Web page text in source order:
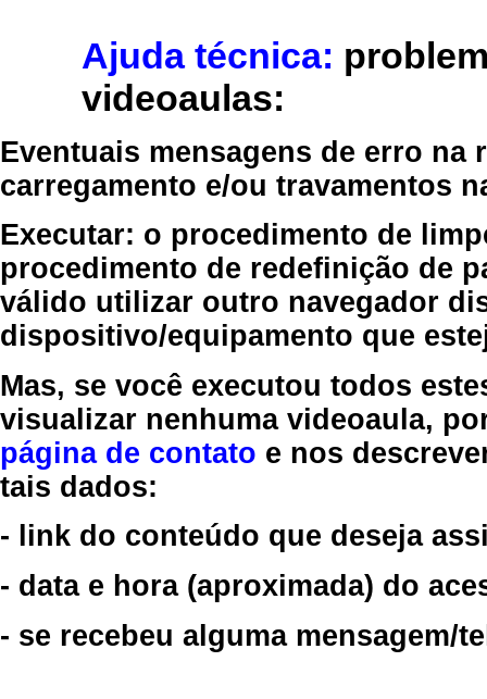
Ajuda técnica:
videoaulas:
Eventuais mensagens de erro
carregamento e/ou travamentos
Executar: o procedimento de
procedimento de redefinição de
válido utilizar outro navegador
dispositivo/equipamento que
Mas, se você executou todos
visualizar nenhuma videoaula,
página de contato e nos
tais dados:
- link do conteúdo que deseja
- data e hora (aproximada) do
- se recebeu alguma mensagem/